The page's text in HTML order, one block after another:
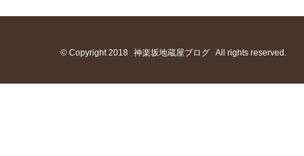
© Copyright 2018 神楽坂地蔵屋ブログ All rights reserved.